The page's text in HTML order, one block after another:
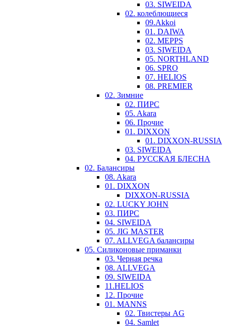
03. SIWEIDA
02. колеблющиеся
09.Akkoi
01. DAIWA
02. MEPPS
03. SIWEIDA
05. NORTHLAND
06. SPRO
07. HELIOS
08. PREMIER
02. Зимние
02. ПИРС
05. Akara
06. Прочие
01. DIXXON
01. DIXXON-RUSSIA
03. SIWEIDA
04. РУССКАЯ БЛЕСНА
02. Балансиры
08. Akara
01. DIXXON
DIXXON-RUSSIA
02. LUCKY JOHN
03. ПИРС
04. SIWEIDA
05. JIG MASTER
07. ALLVEGA балансиры
05. Силиконовые приманки
03. Черная речка
08. ALLVEGA
09. SIWEIDA
11.HELIOS
12. Прочие
01. MANNS
02. Твистеры AG
04. Samlet